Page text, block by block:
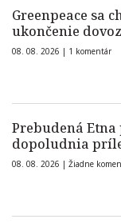
Greenpeace sa
ukončenie
08. 08. 2026 | 1 komentár
Prebudená
dopoludnia
08. 08. 2026 | Žiadne